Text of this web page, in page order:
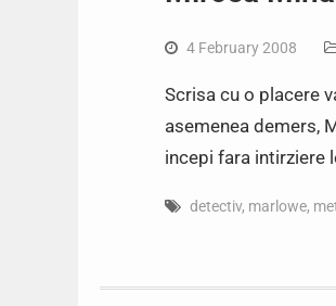
4 February 2008
Scrisa cu o placere
asemenea demers,
incepi fara intirziere
detectiv, marlowe,